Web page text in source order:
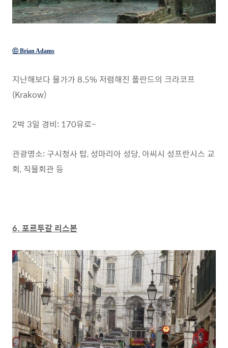
ⓒ Brian Adams
지난해보다 물가가 8.5% 저렴해진 폴란드의 크라코프
(Krakow)
2박 3일 경비: 170유로~
관광명소: 구시청사 탑, 성마리아 성당, 아씨시 성프란시스 교
회, 직물회관 등
6. 포르투갈 리스본